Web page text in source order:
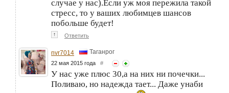
случае у нас).Если уж моя пережила такой
стресс, то у ваших любимцев шансов
побольше будет!
↑ Ответить
nvr7014 Таганрог
22 мая 2015 года #
У нас уже плюс 30,а на них ни почечки...
Поливаю, но надежда тает... Даже унаби